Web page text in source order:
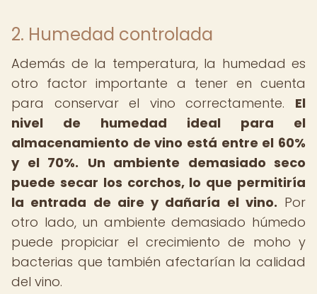
2. Humedad controlada
Además de la temperatura, la humedad es
otro factor importante a tener en cuenta
para conservar el vino correctamente. El
nivel de humedad ideal para el
almacenamiento de vino está entre el 60%
y el 70%. Un ambiente demasiado seco
puede secar los corchos, lo que permitiría
la entrada de aire y dañaría el vino. Por
otro lado, un ambiente demasiado húmedo
puede propiciar el crecimiento de moho y
bacterias que también afectarían la calidad
del vino.